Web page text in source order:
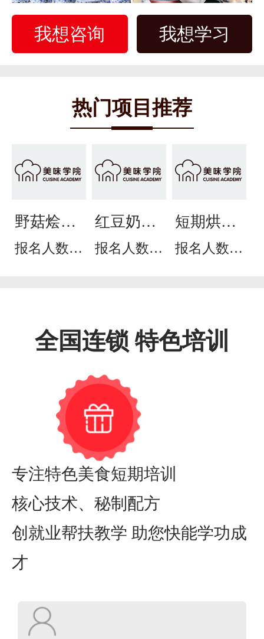
我想咨询 我想学习
热门项目推荐
野菇烩面
培训
报名人数：
红豆奶茶
培训
报名人数：
短期烘焙
培训班
报名人数：
全国连锁 特色培训
专注特色美食短期培训
核心技术、秘制配方
创就业帮扶教学 助您快能学功成
才